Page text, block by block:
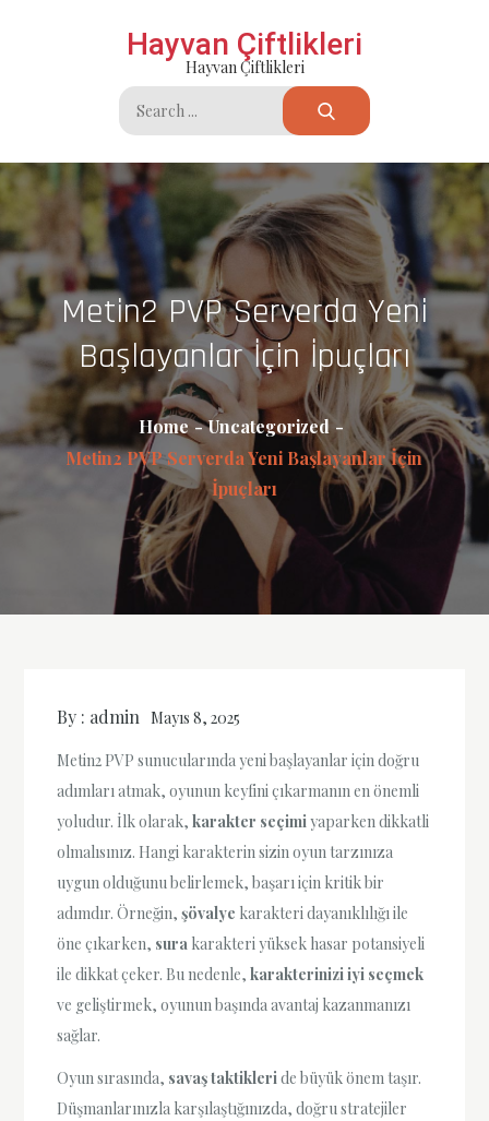
Hayvan Çiftlikleri
Hayvan Çiftlikleri
Search
for:
Metin2 PVP Serverda Yeni
Başlayanlar İçin İpuçları
Home
Uncategorized
Metin2 PVP Serverda Yeni Başlayanlar İçin
İpuçları
By : admin Mayıs 8, 2025
Metin2 PVP sunucularında yeni başlayanlar için doğru
adımları atmak, oyunun keyfini çıkarmanın en önemli
yoludur. İlk olarak,karakter seçimiyaparken dikkatli
olmalısınız. Hangi karakterin sizin oyun tarzınıza
uygun olduğunu belirlemek, başarı için kritik bir
adımdır. Örneğin,şövalye karakteri dayanıklılığı ile
öne çıkarken, sura karakteri yüksek hasar potansiyeli
ile dikkat çeker. Bu nedenle,karakterinizi iyi seçmek
ve geliştirmek, oyunun başında avantaj kazanmanızı
sağlar.
Oyun sırasında, savaş taktikleride büyük önem taşır.
Düşmanlarınızla karşılaştığınızda, doğru stratejiler